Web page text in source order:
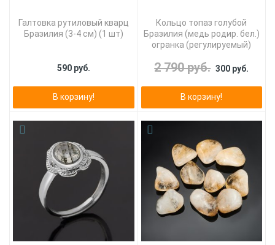
Галтовка рутиловый кварц
Бразилия (3-4 см) (1 шт)
590 руб.
В корзину!
Кольцо топаз голубой
Бразилия (медь родир. бел.)
огранка (регулируемый)
2 790 руб. 300 руб.
В корзину!